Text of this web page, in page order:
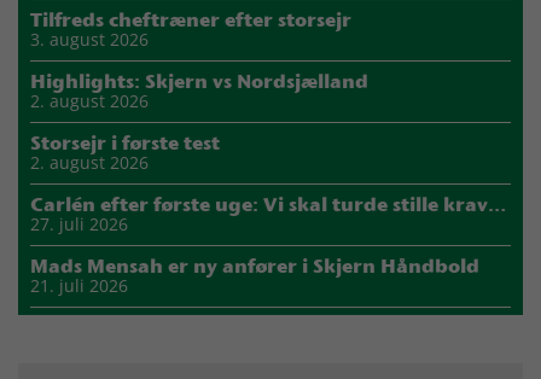
Tilfreds cheftræner efter storsejr
3. august 2026
Highlights: Skjern vs Nordsjælland
2. august 2026
Storsejr i første test
2. august 2026
Carlén efter første uge: Vi skal turde stille krav til hinanden
27. juli 2026
Mads Mensah er ny anfører i Skjern Håndbold
21. juli 2026